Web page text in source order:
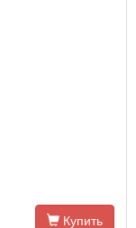
Купить